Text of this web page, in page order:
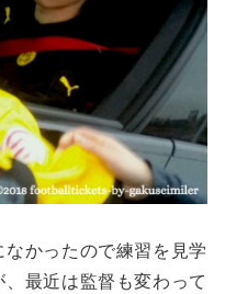
かったので練習を見学
最近は監督も変わって